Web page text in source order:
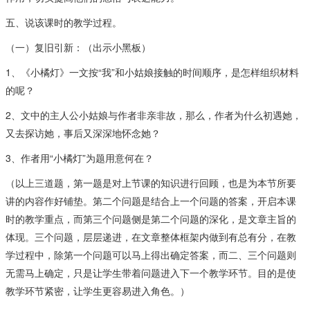
五、说该课时的教学过程。
（一）复旧引新：（出示小黑板）
1、《小橘灯》一文按“我”和小姑娘接触的时间顺序，是怎样组织材料
的呢？
2、文中的主人公小姑娘与作者非亲非故，那么，作者为什么初遇她，
又去探访她，事后又深深地怀念她？
3、作者用“小橘灯”为题用意何在？
（以上三道题，第一题是对上节课的知识进行回顾，也是为本节所要
讲的内容作好铺垫。第二个问题是结合上一个问题的答案，开启本课
时的教学重点，而第三个问题侧是第二个问题的深化，是文章主旨的
体现。三个问题，层层递进，在文章整体框架内做到有总有分，在教
学过程中，除第一个问题可以马上得出确定答案，而二、三个问题则
无需马上确定，只是让学生带着问题进入下一个教学环节。目的是使
教学环节紧密，让学生更容易进入角色。）